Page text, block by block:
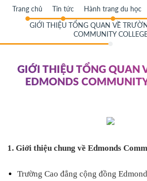
Trang chủ Tin tức Hành trang du học
GIỚI THIỆU TỔNG QUAN VỀ
COMMUNITY
GIỚI THIỆU TỔNG QUAN
EDMONDS
1. Giới thiệu chung về Edmonds
Trường Cao đẳng cộng đồng